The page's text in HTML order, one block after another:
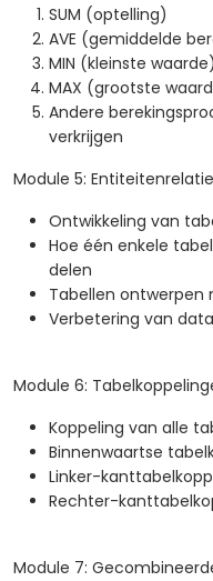
SUM (optelling)
AVE (gemiddelde
MIN (kleinste waarde)
MAX (grootste
Andere
verkrijgen
Module 5:
Ontwikkeling van
Hoe één enkele
delen
Tabellen ontwerpen
Verbetering van
Module 6:
Koppeling van alle
Binnenwaartse
Linker-
Rechter-
Module 7: